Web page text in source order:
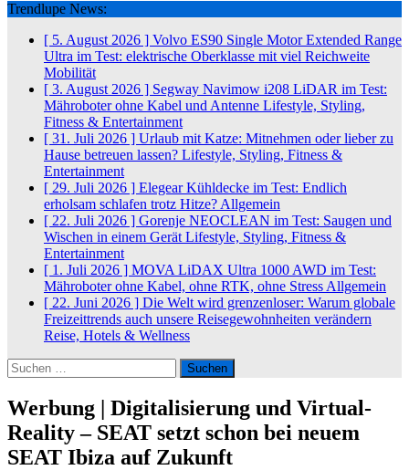
Trendlupe News:
[ 5. August 2026 ] Volvo ES90 Single Motor Extended Range
Ultra im Test: elektrische Oberklasse mit viel Reichweite
Mobilität
[ 3. August 2026 ] Segway Navimow i208 LiDAR im Test:
Mähroboter ohne Kabel und Antenne Lifestyle, Styling,
Fitness & Entertainment
[ 31. Juli 2026 ] Urlaub mit Katze: Mitnehmen oder lieber zu
Hause betreuen lassen? Lifestyle, Styling, Fitness &
Entertainment
[ 29. Juli 2026 ] Elegear Kühldecke im Test: Endlich
erholsam schlafen trotz Hitze? Allgemein
[ 22. Juli 2026 ] Gorenje NEOCLEAN im Test: Saugen und
Wischen in einem Gerät Lifestyle, Styling, Fitness &
Entertainment
[ 1. Juli 2026 ] MOVA LiDAX Ultra 1000 AWD im Test:
Mähroboter ohne Kabel, ohne RTK, ohne Stress Allgemein
[ 22. Juni 2026 ] Die Welt wird grenzenloser: Warum globale
Freizeittrends auch unsere Reisegewohnheiten verändern
Reise, Hotels & Wellness
Suchen
nach:
Werbung | Digitalisierung und Virtual-
Reality – SEAT setzt schon bei neuem
SEAT Ibiza auf Zukunft